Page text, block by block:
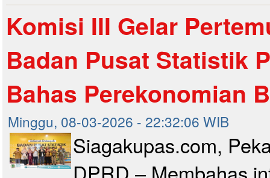
Komisi III Gelar
Badan Pusat Statistik
Bahas Perekonomian
Minggu, 08-03-2026 - 22:32:06 WIB
Siagakupas.com,